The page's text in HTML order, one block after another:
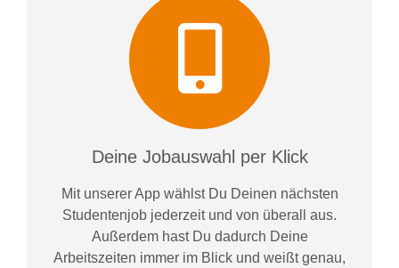
Deine Jobauswahl per Klick
Mit unserer App wählst Du Deinen nächsten
Studentenjob jederzeit und von überall aus.
Außerdem hast Du dadurch Deine
Arbeitszeiten immer im Blick und weißtgenau,